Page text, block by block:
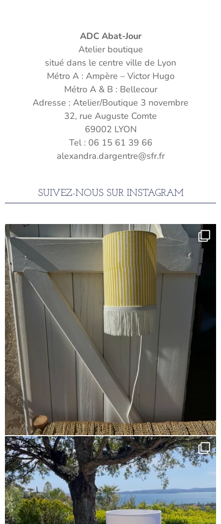
ADC Abat-Jour
Atelier boutique
situé dans le centre ville de Lyon
Métro A : Ampère – Victor Hugo
Métro A & B : Bellecour
Adresse : Atelier/Boutique 3 novembre
32, rue Auguste Comte
69002 LYON
Tel : 06 15 61 39 66
alexandra.dargentre@sfr.fr
SUIVEZ-NOUS SUR INSTAGRAM